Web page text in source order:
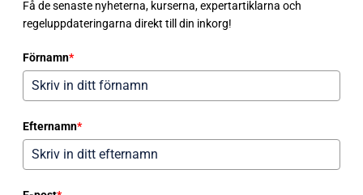
Få de senaste nyheterna, kurserna, expertartiklarna och
regeluppdateringarna direkt till din inkorg!
Förnamn*
Efternamn*